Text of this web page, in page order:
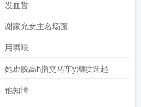
发血誓
谢家允女主名场面
用嘴喂
她虚脱高h指交马车y潮喷迭起
他知情